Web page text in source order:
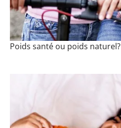
Poids santé ou poids naturel?